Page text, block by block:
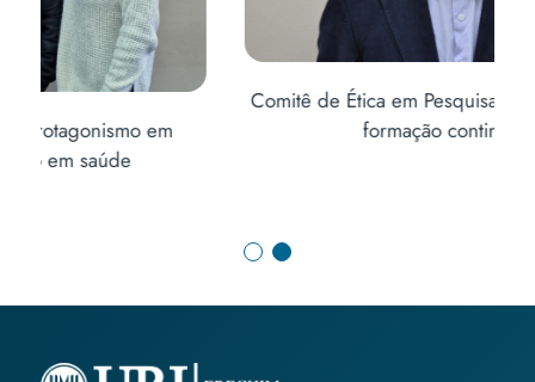
Comitê de Ética em Pesquisa promove ciclo de
formação continuada